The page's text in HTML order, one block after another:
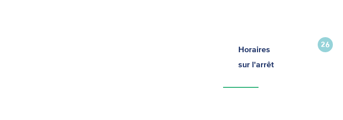
Horaires
sur l'arrêt
26